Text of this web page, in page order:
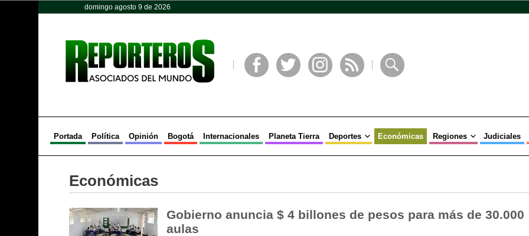
domingo agosto 9 de 2026
Portada Política Opinión Bogotá Internacionales Planeta Tierra Deportes Económicas Regiones Judiciales
Económicas
Gobierno anuncia $ 4 billones de pesos para más de 30.000
aulas
Opinión Política